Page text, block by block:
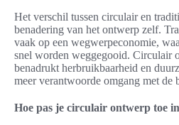
Het verschil tussen circulair en
benadering van het ontwerp zelf.
vaak op een wegwerpeconomie,
snel worden weggegooid. Circulair
benadrukt herbruikbaarheid en
meer verantwoorde omgang met de
Hoe pas je circulair ontwerp toe